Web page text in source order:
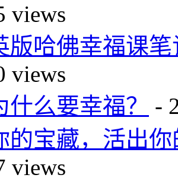
views
版哈佛幸福课
views
什么要幸福？
-
的宝藏，活出
views